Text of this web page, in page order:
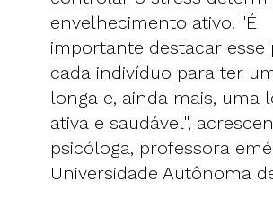
envelhecimento ativo. "É
importante destacar esse
cada indivíduo para ter
longa e, ainda mais, uma
ativa e saudável",
psicóloga, professora
Universidade Autônoma